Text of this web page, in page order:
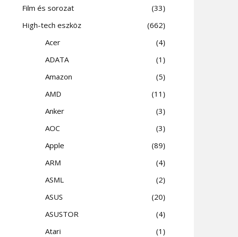
Film és sorozat
33
High-tech eszköz
662
Acer
4
ADATA
1
Amazon
5
AMD
11
Anker
3
AOC
3
Apple
89
ARM
4
ASML
2
ASUS
20
ASUSTOR
4
Atari
1